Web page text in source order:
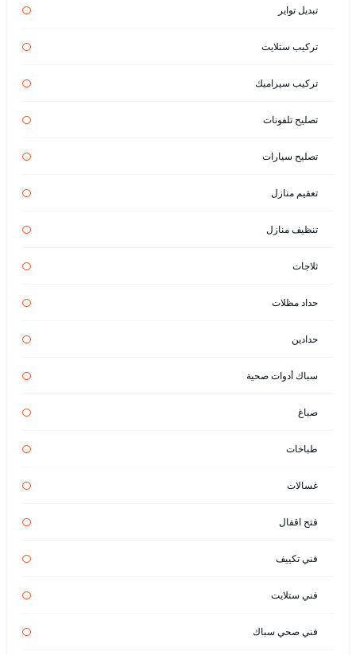
تبديل تواير
تركيب ستلايت
تركيب سيراميك
تصليح تلفونات
تصليح سيارات
تعقيم منازل
تنظيف منازل
ثلاجات
حداد مظلات
حدادين
سباك أدوات صحية
صباغ
طباخات
غسالات
فتح اقفال
فني تكييف
فني ستلايت
فني صحي سباك